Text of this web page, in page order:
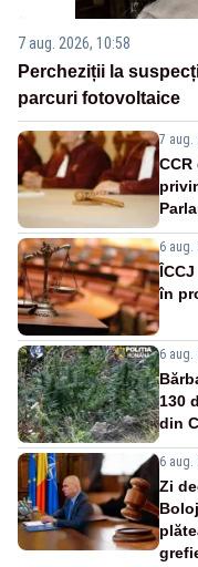
7 aug. 2026, 10:58
Percheziții la
parcuri fotovoltaice
7 aug.
6 aug.
în
6 aug.
130
din
6 aug.
Zi